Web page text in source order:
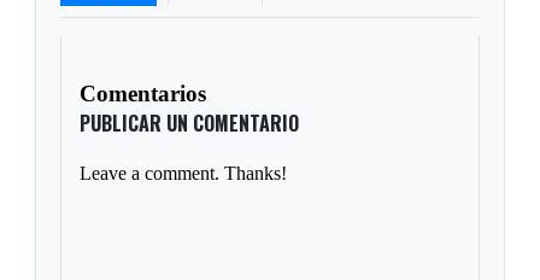
Comentarios
PUBLICAR UN COMENTARIO
Leave a comment. Thanks!